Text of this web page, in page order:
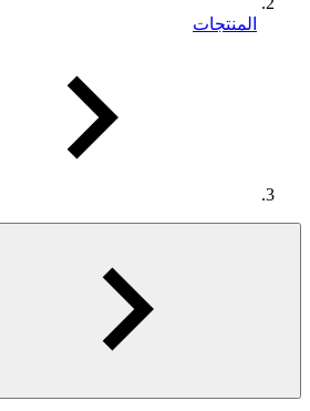
المنتجات